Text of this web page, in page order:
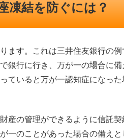
凍結を防ぐには？
ます。これは三井住友銀行の
銀行に行き、万が一の場合に
ていると万が一認知症になっ
産の管理ができるように信託
一のことがあった場合の備え